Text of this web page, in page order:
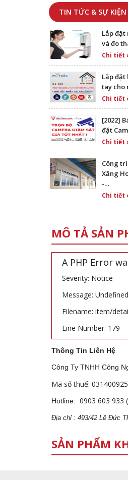
TIN TỨC & SỰ KIỆN
Lắp đặt
và đo
Chi tiết
Lắp đặt
tay cho
Chi tiết
[2022]
đặt
Chi tiết
Công
Xăng
-…
Chi tiết
MÔ TẢ SẢN
A PHP Error
Severity: Notice
Message:
Filename: item/
Line Number: 179
Thông Tin Liên Hệ
Công Ty TNHH Công
Mã số thuế:
Hotline: 0903 603 933
Địa chỉ : 493/42 Lê Đức
SẢN PHẨM